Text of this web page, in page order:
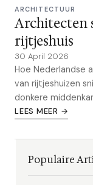
ARCHITECTUUR
Architecten
rijtjeshuis
30 April 2026
Hoe Nederlandse
van rijtjeshuizen
donkere
LEES MEER →
Populaire